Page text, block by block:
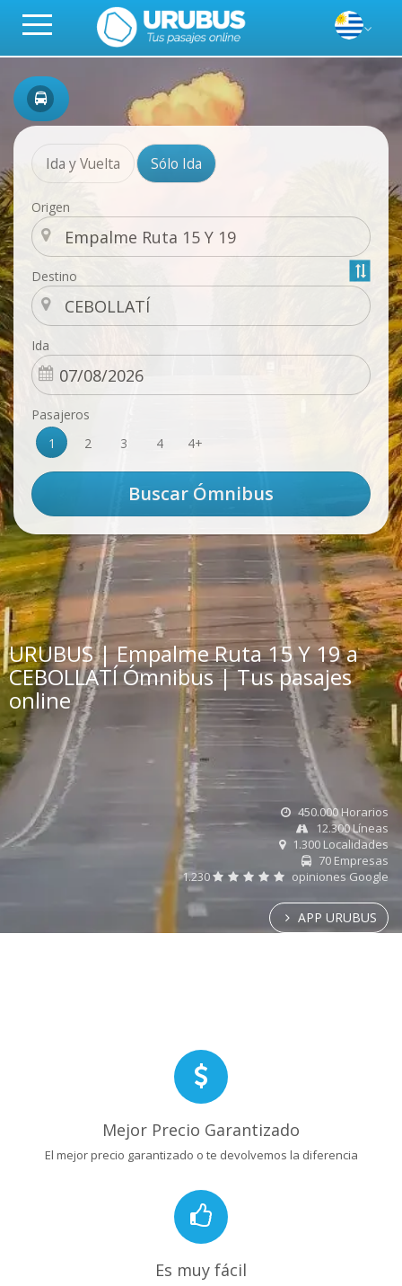
Ida y Vuelta Sólo Ida
Origen
Destino
Ida
Pasajeros
1
2 3 4 4+
URUBUS | Empalme Ruta 15 Y 19 a
CEBOLLATÍ Ómnibus | Tus pasajes
online
450.000 Horarios
12.300 Líneas
1.300 Localidades
70 Empresas
1.230
opiniones Google
APP URUBUS
Mejor Precio Garantizado
El mejor precio garantizado o te devolvemos la diferencia
Es muy fácil